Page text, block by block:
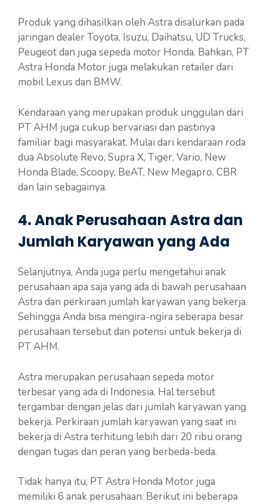
Produk yang dihasilkan oleh Astra disalurkan pada
jaringan dealer Toyota, Isuzu, Daihatsu, UD Trucks,
Peugeot dan juga sepeda motor Honda. Bahkan, PT
Astra Honda Motor juga melakukan retailer dari
mobil Lexus dan BMW.
Kendaraan yang merupakan produk unggulan dari
PT AHM juga cukup bervariasi dan pastinya
familiar bagi masyarakat. Mulai dari kendaraan roda
dua Absolute Revo, Supra X, Tiger, Vario, New
Honda Blade, Scoopy, BeAT, New Megapro, CBR
dan lain sebagainya.
4. Anak Perusahaan Astra dan
Jumlah Karyawan yang Ada
Selanjutnya, Anda juga perlu mengetahui anak
perusahaan apa saja yang ada di bawah perusahaan
Astra dan perkiraan jumlah karyawan yang bekerja.
Sehingga Anda bisa mengira-ngira seberapa besar
perusahaan tersebut dan potensi untuk bekerja di
PT AHM.
Astra merupakan perusahaan sepeda motor
terbesar yang ada di Indonesia. Hal tersebut
tergambar dengan jelas dari jumlah karyawan yang
bekerja. Perkiraan jumlah karyawan yang saat ini
bekerja di Astra terhitung lebih dari 20 ribu orang
dengan tugas dan peran yang berbeda-beda.
Tidak hanya itu, PT Astra Honda Motor juga
memiliki 6 anak perusahaan. Berikut ini beberapa